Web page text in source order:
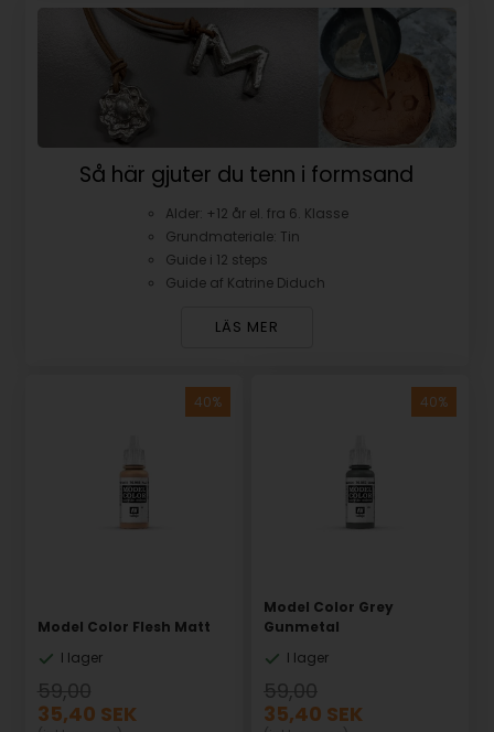
Så här gjuter du tenn i formsand
Alder: +12 år el. fra 6. Klasse
Grundmateriale: Tin
Guide i 12 steps
Guide af Katrine Diduch
LÄS MER
Model Color Flesh Matt
I lager
59,00
35,40 SEK
Model Color Grey
Gunmetal
I lager
59,00
35,40 SEK